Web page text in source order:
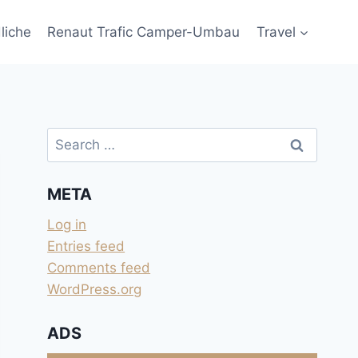
Renaut Trafic Camper-Umbau Travel
Search
for:
META
Log in
Entries feed
Comments feed
WordPress.org
ADS